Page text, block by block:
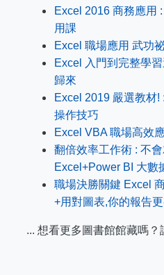
Excel 2016 商務應用
用課
Excel 職場應用 武功
Excel 入門到完整學
歸來
Excel 2019 嚴選教材!
操作技巧
Excel VBA 職場高效
翻倍效率工作術 : 不
Excel+Power BI 大數
職場決勝關鍵 Excel
+用對圖表,你的報告
... 想看更多圖書館館藏嗎？